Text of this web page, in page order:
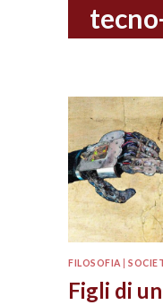
FILOSOFIA |
Figli di